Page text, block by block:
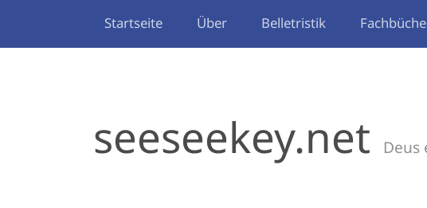
Startseite Über Belletristik
seeseekey.net Deus